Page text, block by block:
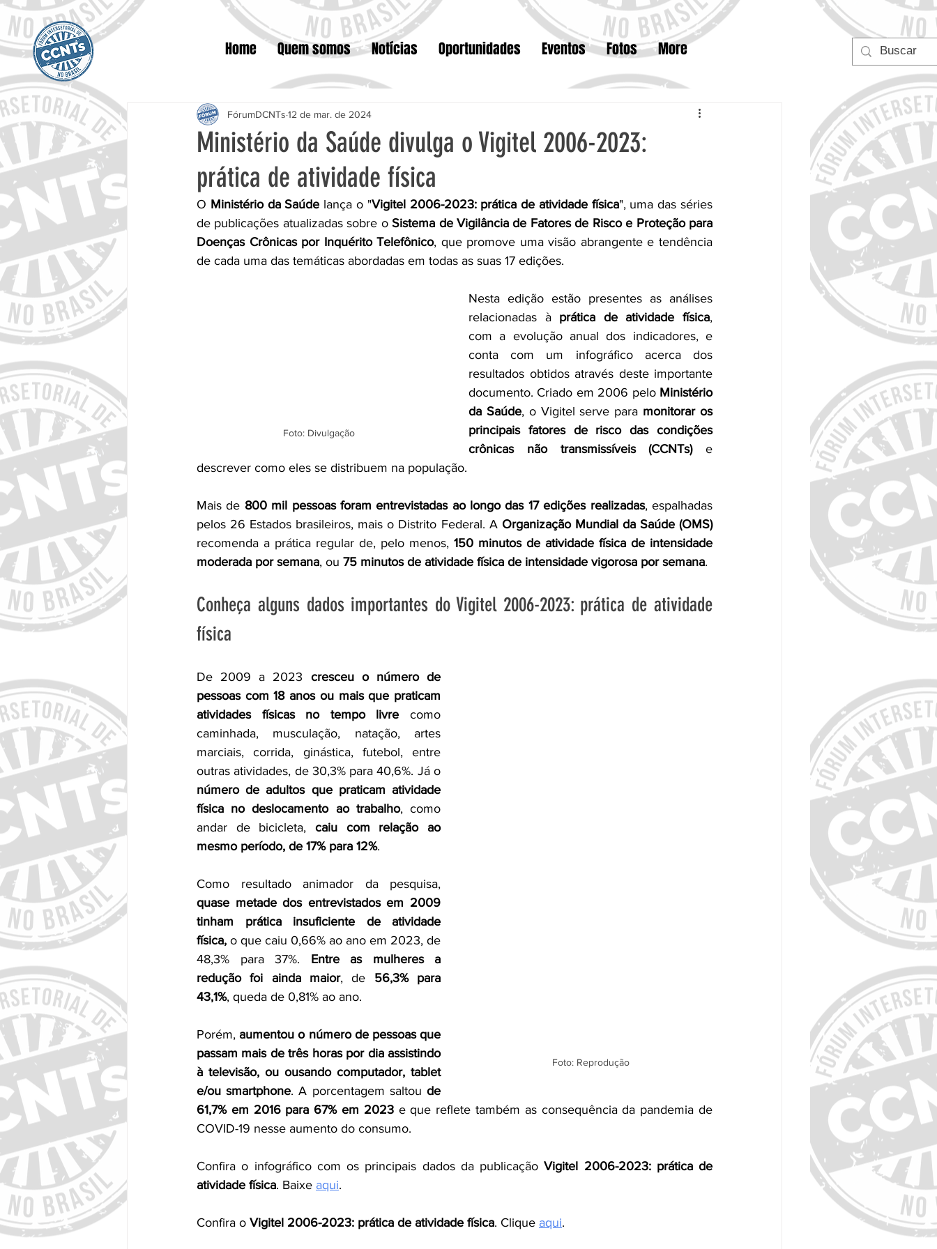
Home Quem somos Notícias Oportunidades Eventos Fotos More
Ministério da Saúde divulga o Vigitel 2006-2023:
prática de atividade física
FórumDCNTs 12 de mar. de 2024
O Ministério da Saúde lança o "Vigitel 2006-2023: prática de atividade física", uma das séries
de publicações atualizadas sobre o Sistema de Vigilância de Fatores de Risco e Proteção para
Doenças Crônicas por Inquérito Telefônico, que promove uma visão abrangente e tendência
de cada uma das temáticas abordadas em todas as suas 17 edições.
Foto: Divulgação
Nesta edição estão presentes as análises
relacionadas à prática de atividade física,
com a evolução anual dos indicadores, e
conta com um infográfico acerca dos
resultados obtidos através deste importante
documento. Criado em 2006 pelo Ministério
da Saúde, o Vigitel serve para monitorar os
principais fatores de risco das condições
crônicas não transmissíveis (CCNTs) e
descrever como eles se distribuem na população.
Mais de 800 mil pessoas foram entrevistadas ao longo das 17 edições realizadas, espalhadas
pelos 26 Estados brasileiros, mais o Distrito Federal. A Organização Mundial da Saúde (OMS)
recomenda a prática regular de, pelo menos, 150 minutos de atividade física de intensidade
moderada por semana, ou 75 minutos de atividade física de intensidade vigorosa por semana.
Conheça alguns dados importantes do Vigitel 2006-2023: prática de atividade
física
Foto: Reprodução
De 2009 a 2023 cresceu o número de
pessoas com 18 anos ou mais que praticam
atividades físicas no tempo livre como
caminhada, musculação, natação, artes
marciais, corrida, ginástica, futebol, entre
número de adultos que praticam atividade
física no deslocamento ao trabalho, como
andar de bicicleta, caiu com relação ao
mesmo período, de 17% para 12%.
quase metade dos entrevistados em 2009
tinham prática insuficiente de atividade
física, o que caiu 0,66% ao ano em 2023, de
48,3% para 37%. Entre as mulheres a
redução foi ainda maior, de 56,3% para
43,1%, queda de 0,81% ao ano.
Porém, aumentou o número de pessoas que
passam mais de três horas por dia assistindo
à televisão, ou ousando computador, tablet
e/ou smartphone. A porcentagem saltou de
61,7% em 2016 para 67% em 2023 e que reflete também as consequência da pandemia de
COVID-19 nesse aumento do consumo.
Confira o infográfico com os principais dados da publicação Vigitel 2006-2023: prática de
atividade física. Baixe aqui.
Confira o Vigitel 2006-2023: prática de atividade física. Clique aqui.